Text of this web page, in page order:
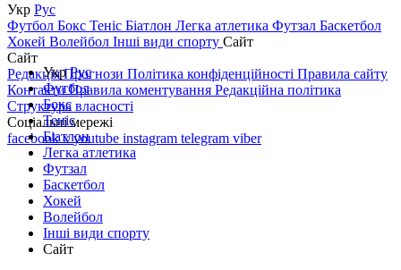
Укр Рус
Футбол Бокс Теніс Біатлон Легка атлетика Футзал Баскетбол
Хокей Волейбол Інші види спорту Сайт
Сайт
РедакціяПрогнози Політика конфіденційності Правила сайту
КонтактиПравила коментування Редакційна політика
Структура власності
Соціальні мережі
facebookxyoutube instagram telegram viber
УкрРус
Футбол
Бокс
Теніс
Біатлон
Легка атлетика
Футзал
Баскетбол
Хокей
Волейбол
Інші види спорту
Сайт